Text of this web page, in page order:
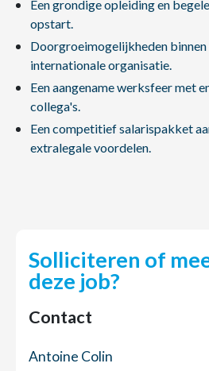
Een grondige opleiding en
opstart.
Doorgroeimogelijkheden binnen
internationale organisatie.
Een aangename werksfeer met
collega's.
Een competitief salarispakket
extralegale voordelen.
Solliciteren of
deze job?
Contact
Antoine Colin